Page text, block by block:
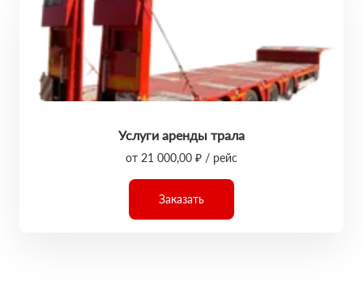
Услуги аренды трала
от 21 000,00 ₽ / рейс
Заказать